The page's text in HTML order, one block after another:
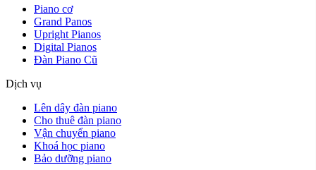
Piano cơ
Grand Panos
Upright Pianos
Digital Pianos
Đàn Piano Cũ
Dịch vụ
Lên dây đàn piano
Cho thuê đàn piano
Vận chuyển piano
Khoá học piano
Bảo dưỡng piano